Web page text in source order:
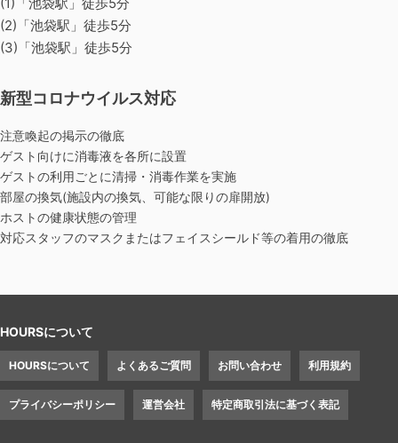
(1)「池袋駅」徒歩5分
(2)「池袋駅」徒歩5分
(3)「池袋駅」徒歩5分
新型コロナウイルス対応
注意喚起の掲示の徹底
ゲスト向けに消毒液を各所に設置
ゲストの利用ごとに清掃・消毒作業を実施
部屋の換気(施設内の換気、可能な限りの扉開放)
ホストの健康状態の管理
対応スタッフのマスクまたはフェイスシールド等の着用の徹底
HOURSについて
HOURSについて よくあるご質問 お問い合わせ 利用規約
プライバシーポリシー 運営会社 特定商取引法に基づく表記